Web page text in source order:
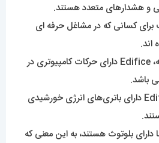
و هشدارهای متعدد هستند.
برای کسانی که در مشاغل حرفه ای
علاوه بر کرنوگراف های اولیه، Edifice دارای حرکات کامپیوتری در
باشد.
بسیاری از ساعت‌های Edifice دارای باتری‌های انرژی خورشیدی
بلوتوث هستند، به این معنی که